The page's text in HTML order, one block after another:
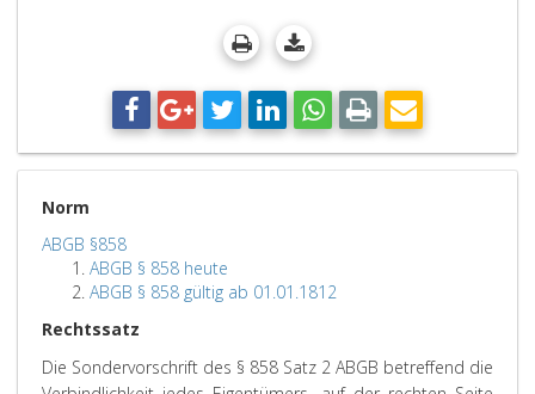
Norm
ABGB §858
ABGB § 858 heute
ABGB § 858 gültig ab 01.01.1812
Rechtssatz
Die Sondervorschrift des § 858 Satz 2 ABGB betreffend die